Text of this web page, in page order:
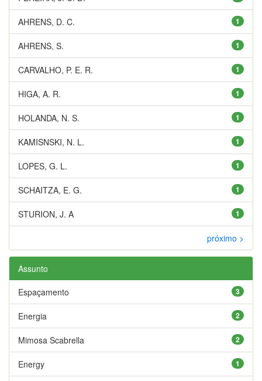
1
AHRENS, D. C.
1
AHRENS, S.
1
CARVALHO, P. E. R.
1
HIGA, A. R.
1
HOLANDA, N. S.
1
KAMISNSKI, N. L.
1
LOPES, G. L.
1
SCHAITZA, E. G.
1
STURION, J. A
próximo >
Assunto
3
Espaçamento
2
Energia
2
Mimosa Scabrella
1
Energy